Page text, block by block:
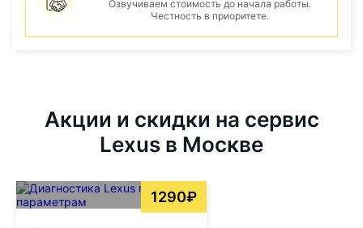
Озвучиваем стоимость до начала работы.
Честность в приоритете.
Акции и скидки на сервис
Lexus в Москве
1290₽